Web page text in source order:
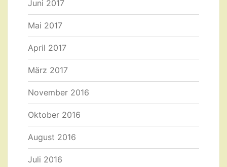
Juni 2017
Mai 2017
April 2017
März 2017
November 2016
Oktober 2016
August 2016
Juli 2016